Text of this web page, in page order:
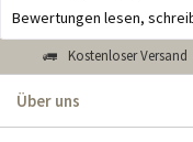
Bewertungen lesen,
Kostenloser Versand
Über uns